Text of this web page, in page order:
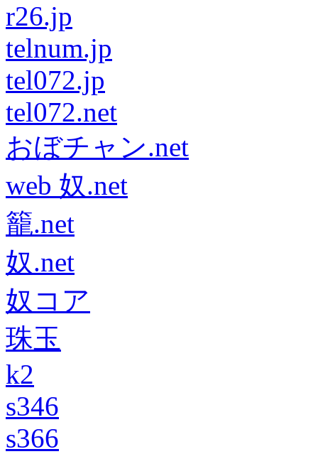
r26.jp
telnum.jp
tel072.jp
tel072.net
おぼチャン.net
web 奴.net
籠.net
奴.net
奴コア
珠玉
k2
s346
s366